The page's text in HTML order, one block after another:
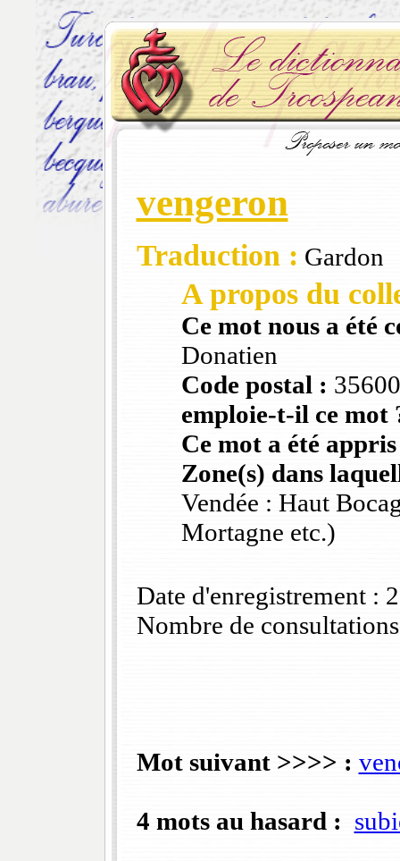
vengeron
Traduction : Gardon
A propos du
Ce mot nous a été
Donatien
Code postal :
emploie-t-il ce mot
Ce mot a été
Zone(s) dans
Vendée : Haut
Mortagne etc.)
Date d'enregistrement :
Nombre de
Mot suivant >>>> :
4 mots au hasard :